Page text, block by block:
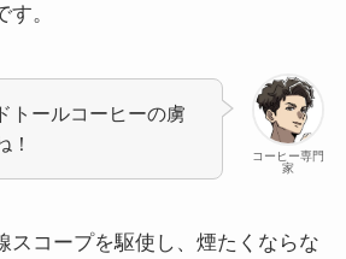
。
コーヒー専門
家
トールコーヒーの虜
！
スコープを駆使し、煙たくならな